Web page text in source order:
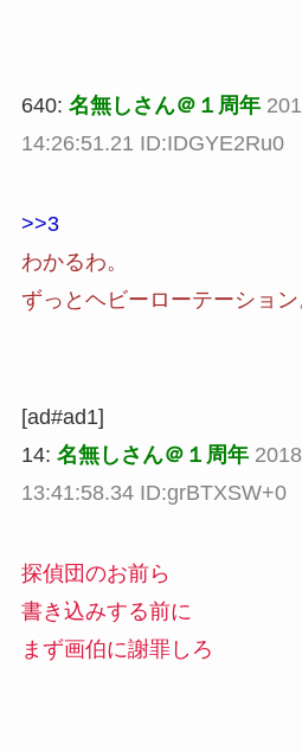
640: 名無しさん＠１周年
14:26:51.21 ID:IDGYE2Ru0
>>3
わかるわ。
ずっとヘビーローテーション
[ad#ad1]
14: 名無しさん＠１周年
13:41:58.34 ID:grBTXSW+0
探偵団のお前ら
書き込みする前に
まず画伯に謝罪しろ